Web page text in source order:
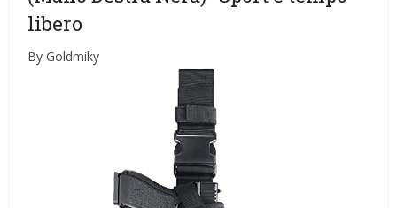
libero
By Goldmiky